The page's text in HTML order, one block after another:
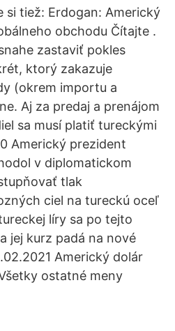
si tiež: Erdogan: Americký
obchodu Čítajte .
zastaviť pokles
ktorý zakazuje
(okrem importu a
Aj za predaj a prenájom
sa musí platiť tureckými
Americký prezident
v diplomatickom
tlak
ciel na tureckú oceľ
líry sa po tejto
jej kurz padá na nové
Americký dolár
ostatné meny